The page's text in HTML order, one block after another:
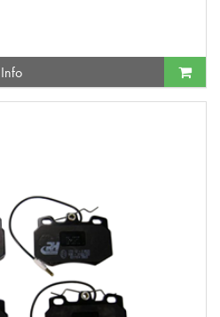
Info